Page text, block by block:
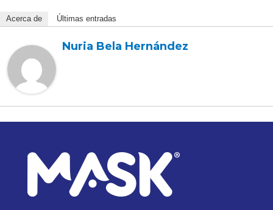
Acerca de Últimas entradas
Nuria Bela Hernández